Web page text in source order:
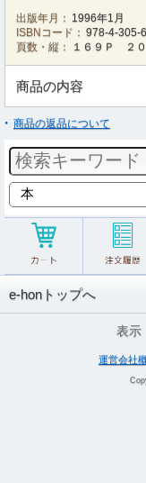
出版年月： 1996年1月
ISBNコード： 978-4-305-
頁数・縦：
１６９Ｐ ２
商品の内容
商品の返品について
e-honトップへ
表示
運営会社